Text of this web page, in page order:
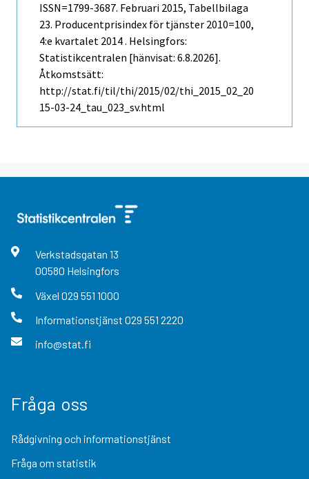
ISSN=1799-3687. Februari 2015, Tabellbilaga
23. Producentprisindex för tjänster 2010=100,
4:e kvartalet 2014 . Helsingfors:
Statistikcentralen [hänvisat: 6.8.2026].
Åtkomstsätt:
http://stat.fi/til/thi/2015/02/thi_2015_02_20
15-03-24_tau_023_sv.html
Verkstadsgatan 13
00580 Helsingfors
Växel 029 551 1000
Informationstjänst 029 551 2220
info@stat.fi
Fråga oss
Rådgivning och informationstjänst
Fråga om statistik